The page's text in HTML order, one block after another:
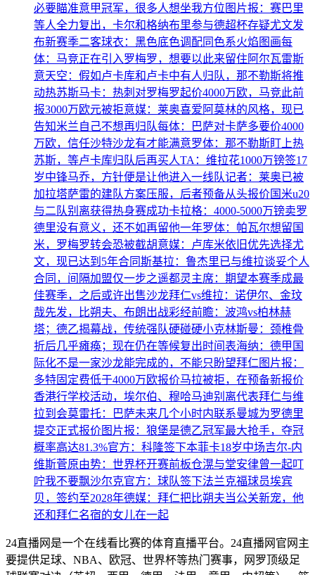
必要瞄准意甲冠军，很多人想坐我方位 图片报：赛巴里
等人全力复出，卡尔和格纳布里参与德超杯存疑尤文发
布新赛季二客球衣：黑色底色调配同色系火焰图画每
体：马竞正在引入罗梅罗，想要以此来留住阿尔瓦雷斯
意天空：假如卢卡库和卢卡中有人归队，那不勒斯将推
动热苏斯马卡：热刺对罗梅罗起价4000万欧，马竞此前
报3000万欧元被拒意媒：莱奥喜爱阿莫林的风格，现已
告知米兰自己不想再归队每体：巴萨对卡萨多要价4000
万欧，信任沙特沙龙有才能满意罗体：那不勒斯盯上热
苏斯，等卢卡库归队后再买人TA：维拉花1000万镑签17
岁中锋马乔，方针便是让他进入一线队记者：莱奥已被
加拉塔萨雷的建队方案压服，后者预备从头报价国米u20
与二队别离获得热身赛成功卡拉格：4000-5000万镑卖罗
德里没有意义，还不如再留他一年罗体：帕瓦尔想留国
米，罗梅罗转会恐被截胡意媒：卢库米依旧优先选择尤
文，现已达到5年合同斯基拉：鲁杰里已与维拉谈妥个人
合同，间隔加盟仅一步之遥都灵主席：期望本赛季成最
佳赛季，之后或许出售沙龙拜仁vs维拉：诺伊尔、金玟
哉先发，比朔夫、布朗出战彩经前瞻：波鸿vs柏林赫
塔；德乙揭幕战，传统强队硬碰硬小克林斯曼：颈椎骨
折后几乎瘫痪；现在仍在等候复出时间表海纳：德甲国
际化不是一家沙龙能完成的，不能只盼望拜仁 图片报：
多特固定费低于4000万欧报价马拉被拒，在预备新报价
香港行学校活动，埃尔伯、穆哈马迪别离代表拜仁与维
拉到会莫雷托：巴萨未来几个小时内联系曼城为罗德里
提交正式报价图片报：狼堡是德乙冠军最大抢手，夺冠
概率高达81.3%官方：科隆签下本菲卡18岁中场吉尔-内
维斯菅原由势：世界杯开赛前板仓滉与堂安律曾一起叮
咛我不要飘沙尔克官方：球队签下法兰克福球员埃宾
贝，签约至2028年德媒：拜仁把比朔夫当公关新宠，他
还和拜仁名宿的女儿在一起
24直播网是一个在线看比赛的体育直播平台。24直播网官网主
要提供足球、NBA、欧冠、世界杯等热门赛事，网罗顶级足